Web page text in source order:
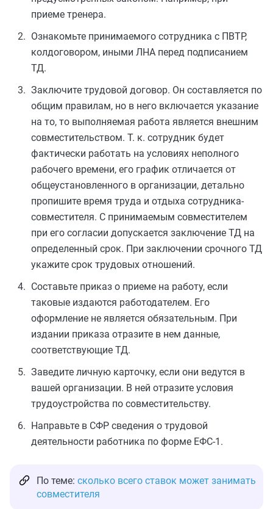
приеме тренера.
Ознакомьте принимаемого сотрудника с ПВТР,
колдоговором, иными ЛНА перед подписанием
ТД.
Заключите трудовой договор. Он составляется по
общим правилам, но в него включается указание
на то, то выполняемая работа является внешним
совместительством. Т. к. сотрудник будет
фактически работать на условиях неполного
рабочего времени, его график отличается от
общеустановленного в организации, детально
пропишите время труда и отдыха сотрудника-
совместителя. С принимаемым совместителем
при его согласии допускается заключение ТД на
определенный срок. При заключении срочного ТД
укажите срок трудовых отношений.
Составьте приказ о приеме на работу, если
таковые издаются работодателем. Его
оформление не является обязательным. При
издании приказа отразите в нем данные,
соответствующие ТД.
Заведите личную карточку, если они ведутся в
вашей организации. В ней отразите условия
трудоустройства по совместительству.
Направьте в СФР сведения о трудовой
деятельности работника по форме ЕФС-1.
По теме: сколько всего ставок может занимать
совместителя